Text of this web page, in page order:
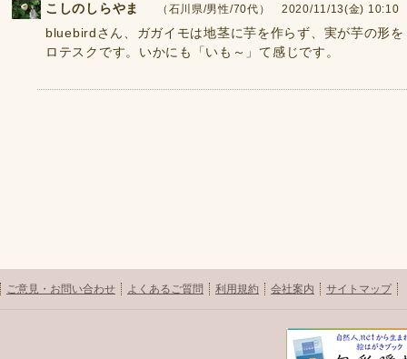
こしのしらやま （石川県/男性/70代） 2020/11/13(金) 10:10
bluebirdさん、ガガイモは地茎に芋を作らず、実が芋の形
ロテスクです。いかにも「いも～」て感じです。
ご意見・お問い合わせ よくあるご質問 利用規約 会社案内 サイトマップ